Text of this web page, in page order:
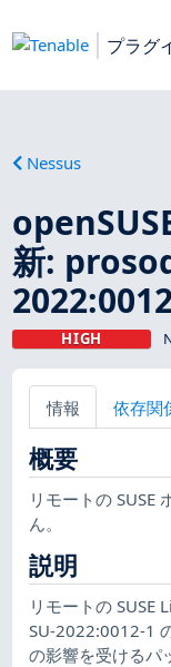
プラグ
Nessus
新:
HIGH
情報 依存関
概要
リモートの SUSE
ん。
説明
リモートの SUSE
SU-2022:0012-1
の影響を受けるパ